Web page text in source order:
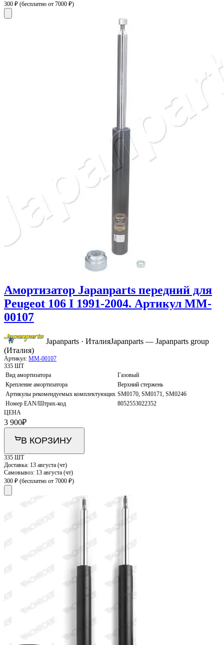
300 ₽ (бесплатно от 7000 ₽)
Амортизатор Japanparts передний для
Peugeot 106 I 1991-2004. Артикул MM-
00107
Japanparts · ИталияJapanparts — Japanparts group
(Италия)
Артикул: MM-00107
335 ШТ
Вид амортизатора
Газовый
Крепление амортизатора
Верхний стержень
Артикулы рекомендуемых комплектующих SM0170, SM0171, SM0246
Номер EAN/Штрих-код
8052553022352
ЦЕНА
3 900₽
В КОРЗИНУ
335 ШТ
Доставка: 13 августа (чт)
Самовывоз: 13 августа (чт)
300 ₽ (бесплатно от 7000 ₽)